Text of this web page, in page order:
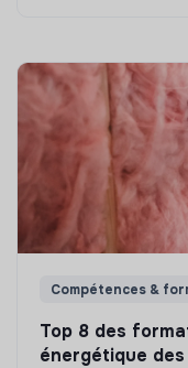
Compétences &
Top 8 des
énergétique